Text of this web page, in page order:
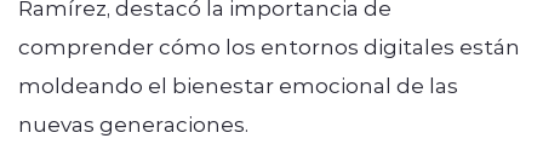
Ramírez, destacó la importancia de
comprender cómo los entornos digitales están
moldeando el bienestar emocional de las
nuevas generaciones.